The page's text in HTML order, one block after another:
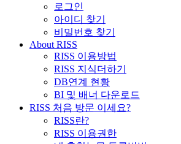
로그인
아이디 찾기
비밀번호 찾기
About RISS
RISS 이용방법
RISS 지식더하기
DB연계 현황
BI 및 배너 다운로드
RISS 처음 방문 이세요?
RISS란?
RISS 이용권한